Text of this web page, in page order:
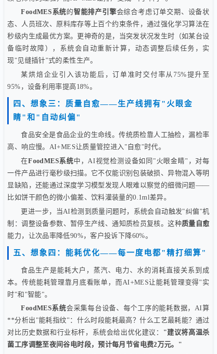
FoodMES系统的智能排产引擎会综合考虑订单交期、设备状
态、人员班次、原料库存等上百个约束条件，通过强化学习算法在
秒级内生成最优方案。更神奇的是，当突发状况发生时（如某台设
备临时故障），系统会自动重新计算，动态调整后续任务，实
现"见缝插针"式的柔性生产。
某烘焙企业引入该功能后，订单准时交付率从75%提升至
95%，设备利用率提高18%。
四、想象三：质量自愈——生产线拥有"火眼金
睛"和"自动纠偏"
食品安全是食品企业的生命线。传统质检靠人工抽检，漏检率
高、响应慢。AI+MES让质量管控进入"自愈"时代。
在FoodMES系统中，AI视觉检测设备如同"火眼金睛"，对每
一件产品进行毫秒级扫描。它不仅能识别包装破损、异物混入等明
显缺陷，还能通过深度学习模型发现人眼难以察觉的细微问题——
比如饼干颜色的微小偏差、饮料灌装量的0.1ml差异。
更进一步，当AI检测到质量问题时，系统会自动触发"纠偏"机
制：调整设备参数、暂停生产线、通知质检员复核。这种质量自愈
能力，让次品率降低90%，客户投诉下降60%。
五、想象四：能耗优化——每一度电都"精打细算"
食品生产是能耗大户，蒸汽、电力、水的消耗直接关系到成
本。传统能耗管理靠月底看账单，而AI+MES让能耗管理变得"实
时"和"智能"。
FoodMES系统会采集每台设备、每个工序的能耗数据，AI算
**分析出"能耗指纹"：什么时段能耗最高？什么工艺最耗能？通过
对比历史数据和行业标杆，系统会给出优化建议： "建议将高温杀
菌工序调整至夜间谷电时段，预计每月节省电费2万元。"